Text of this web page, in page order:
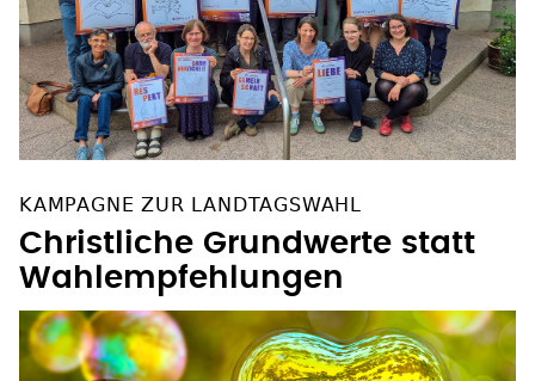
KAMPAGNE ZUR LANDTAGSWAHL
Christliche Grundwerte statt
Wahlempfehlungen